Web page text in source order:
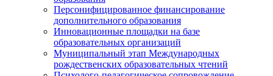
Персонифицированное финансирование
дополнительного образования
Инновационные площадки на базе
образовательных организаций
Муниципальный этап Международных
рождественских образовательных чтений